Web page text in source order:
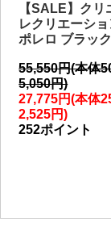
【SALE】クリ
レクリエーシ
ポレロ ブラッ
55,550円(本体
5,050円)
27,775円(本体
2,525円)
252ポイント